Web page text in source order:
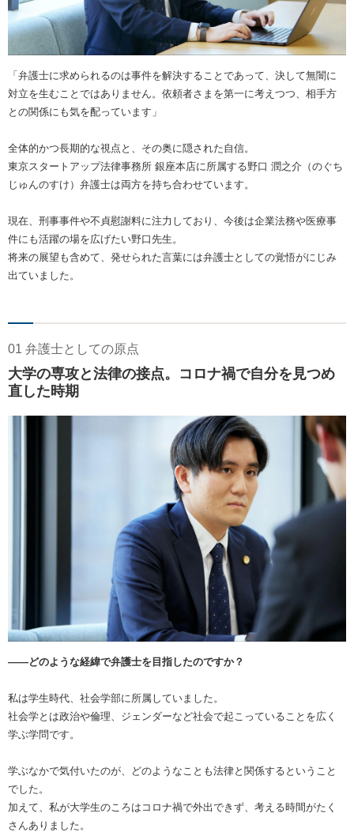
「弁護士に求められるのは事件を解決することであって、決して無闇に
対立を生むことではありません。依頼者さまを第一に考えつつ、相手方
との関係にも気を配っています」
全体的かつ長期的な視点と、その奥に隠された自信。
東京スタートアップ法律事務所 銀座本店に所属する野口 潤之介（のぐち
じゅんのすけ）弁護士は両方を持ち合わせています。
現在、刑事事件や不貞慰謝料に注力しており、今後は企業法務や医療事
件にも活躍の場を広げたい野口先生。
将来の展望も含めて、発せられた言葉には弁護士としての覚悟がにじみ
出ていました。
01 弁護士としての原点
大学の専攻と法律の接点。コロナ禍で自分を見つめ
直した時期
――どのような経緯で弁護士を目指したのですか？
私は学生時代、社会学部に所属していました。
社会学とは政治や倫理、ジェンダーなど社会で起こっていることを広く
学ぶ学問です。
学ぶなかで気付いたのが、どのようなことも法律と関係するということ
でした。
加えて、私が大学生のころはコロナ禍で外出できず、考える時間がたく
さんありました。